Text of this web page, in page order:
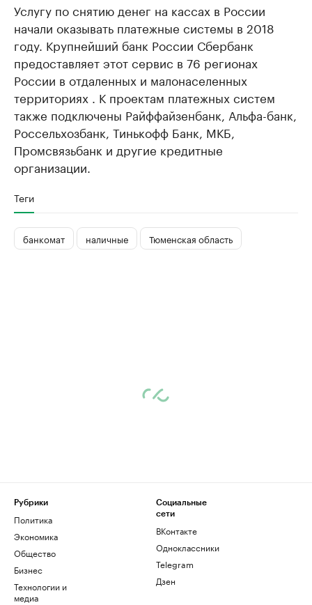
Услугу по снятию денег на кассах в России
начали оказывать платежные системы в 2018
году. Крупнейший банк России Сбербанк
предоставляет этот сервис в 76 регионах
России в отдаленных и малонаселенных
территориях . К проектам платежных систем
также подключены Райффайзенбанк, Альфа-банк,
Россельхозбанк, Тинькофф Банк, МКБ,
Промсвязьбанк и другие кредитные
организации.
Теги
банкомат наличные Тюменская область
Рубрики
Политика
Экономика
Общество
Бизнес
Технологии и
медиа
Социальные
сети
ВКонтакте
Одноклассники
Telegram
Дзен